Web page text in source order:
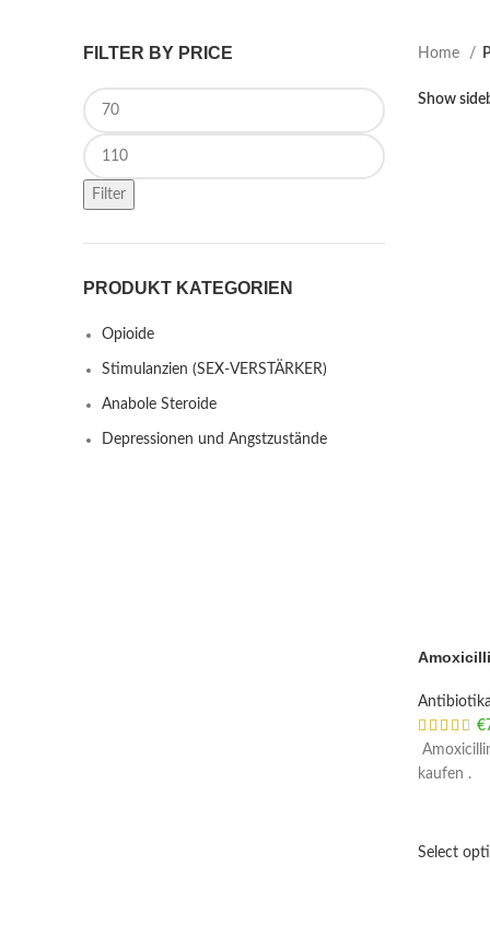
FILTER BY PRICE
Min price
Max price
Filter
PRODUKT KATEGORIEN
Opioide
Stimulanzien (SEX-VERSTÄRKER)
Anabole Steroide
Depressionen und Angstzustände
Home
Show
Antibiotika
€
kaufen .
Select